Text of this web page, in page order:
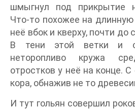
шмыгнул под прикрытие
Что-то похожее на длинную
неё вбок и кверху, почти до
В тени этой ветки и
неторопливо кружа
отростков у неё на конце.
кора, обнажив не то
И тут гольян совершил